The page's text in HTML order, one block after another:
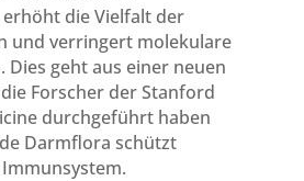
die Vielfalt der
und verringert molekulare
Dies geht aus einer neuen
Forscher der Stanford
durchgeführt haben
Darmflora schützt